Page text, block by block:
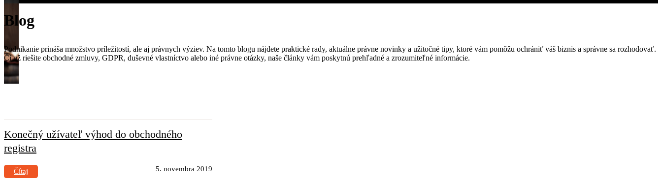
Blog
Podnikanie prináša množstvo príležitostí, ale aj právnych výziev. Na tomto blogu nájdete praktické rady, aktuálne právne novinky a užitočné tipy, ktoré vám pomôžu ochrániť váš biznis a správne sa rozhodovať.
Či už riešite obchodné zmluvy, GDPR, duševné vlastníctvo alebo iné právne otázky, naše články vám poskytnú prehľadné a zrozumiteľné informácie.
Konečný užívateľ výhod do obchodného
registra
5. novembra 2019
Čítaj